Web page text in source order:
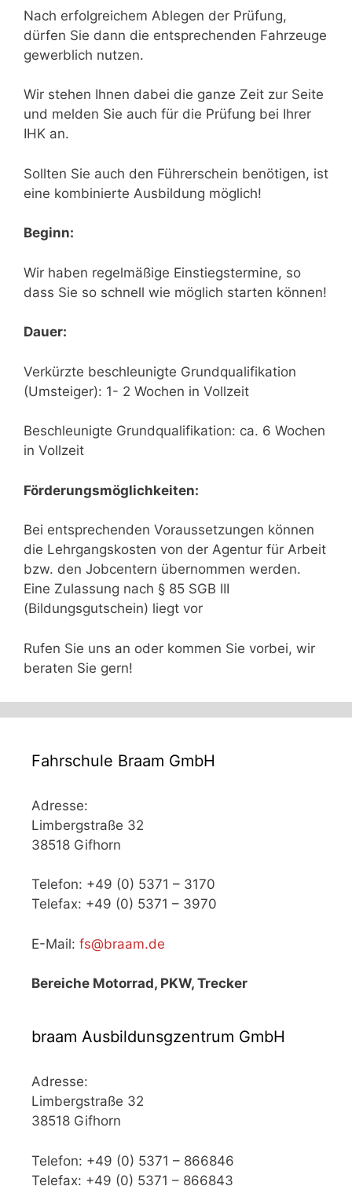
Nach erfolgreichem Ablegen der Prüfung,
dürfen Sie dann die entsprechenden Fahrzeuge
gewerblich nutzen.
Wir stehen Ihnen dabei die ganze Zeit zur Seite
und melden Sie auch für die Prüfung bei Ihrer
IHK an.
Sollten Sie auch den Führerschein benötigen, ist
eine kombinierte Ausbildung möglich!
Beginn:
Wir haben regelmäßige Einstiegstermine, so
dass Sie so schnell wie möglich starten können!
Dauer:
Verkürzte beschleunigte Grundqualifikation
(Umsteiger): 1- 2 Wochen in Vollzeit
Beschleunigte Grundqualifikation: ca. 6 Wochen
in Vollzeit
Förderungsmöglichkeiten:
Bei entsprechenden Voraussetzungen können
die Lehrgangskosten von der Agentur für Arbeit
bzw. den Jobcentern übernommen werden.
Eine Zulassung nach § 85 SGB III
(Bildungsgutschein) liegt vor
Rufen Sie uns an oder kommen Sie vorbei, wir
beraten Sie gern!
Fahrschule Braam GmbH
Adresse:
Limbergstraße 32
38518 Gifhorn
Telefon: +49 (0) 5371 – 3170
Telefax: +49 (0) 5371 – 3970
E-Mail: fs@braam.de
Bereiche Motorrad, PKW, Trecker
braam Ausbildunsgzentrum GmbH
Adresse:
Limbergstraße 32
38518 Gifhorn
Telefon: +49 (0) 5371 – 866846
Telefax: +49 (0) 5371 – 866843